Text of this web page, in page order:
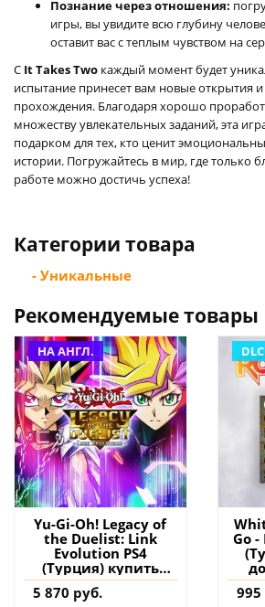
Познание через отношения:
игры, вы увидите всю глубину
оставит вас с теплым чувством на
С It Takes Two каждый момент будет
испытание принесет вам новые открытия и
прохождения. Благодаря хорошо
множеству увлекательных заданий, эта
подарком для тех, кто ценит
истории. Погружайтесь в мир, где только
работе можно достичь успеха!
Категории товара
- Уникальные
Рекомендуемые товары
НА АНГЛ.
Yu-Gi-Oh! Legacy of
the Duelist: Link
Evolution PS4
(Турция) купить
игру на аккаунт
5 870 руб.
DLC
Go -
995